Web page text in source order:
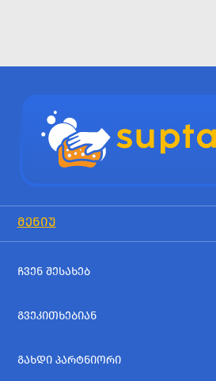
ᲛᲔᲜᲘᲣ
ᲩᲕᲔᲜ ᲨᲔᲡᲐᲮᲔᲑ
ᲒᲕᲔᲙᲘᲗᲮᲔᲑᲘᲐᲜ
ᲒᲐᲮᲓᲘ ᲞᲐᲠᲢᲜᲘᲝᲠᲘ